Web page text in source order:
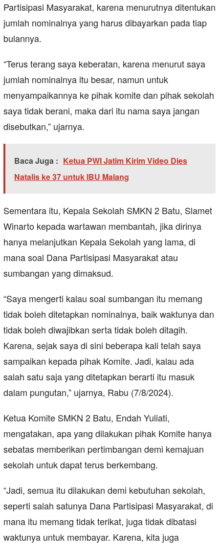
Partisipasi Masyarakat, karena menurutnya ditentukan
jumlah nominalnya yang harus dibayarkan pada tiap
bulannya.
“Terus terang saya keberatan, karena menurut saya
jumlah nominalnya itu besar, namun untuk
menyampaikannya ke pihak komite dan pihak sekolah
saya tidak berani, maka dari itu nama saya jangan
disebutkan,” ujarnya.
Baca Juga : Ketua PWI Jatim Kirim Video Dies
Natalis ke 37 untuk IBU Malang
Sementara itu, Kepala Sekolah SMKN 2 Batu, Slamet
Winarto kepada wartawan membantah, jika dirinya
hanya melanjutkan Kepala Sekolah yang lama, di
mana soal Dana Partisipasi Masyarakat atau
sumbangan yang dimaksud.
“Saya mengerti kalau soal sumbangan itu memang
tidak boleh ditetapkan nominalnya, baik waktunya dan
tidak boleh diwajibkan serta tidak boleh ditagih.
Karena, sejak saya di sini beberapa kali telah saya
sampaikan kepada pihak Komite. Jadi, kalau ada
salah satu saja yang ditetapkan berarti itu masuk
dalam pungutan,” ujarnya, Rabu (7/8/2024).
Ketua Komite SMKN 2 Batu, Endah Yuliati,
mengatakan, apa yang dilakukan pihak Komite hanya
sebatas memberikan pertimbangan demi kemajuan
sekolah untuk dapat terus berkembang.
“Jadi, semua itu dilakukan demi kebutuhan sekolah,
seperti salah satunya Dana Partisipasi Masyarakat, di
mana itu memang tidak terikat, juga tidak dibatasi
waktunya untuk membayar. Karena, kita juga